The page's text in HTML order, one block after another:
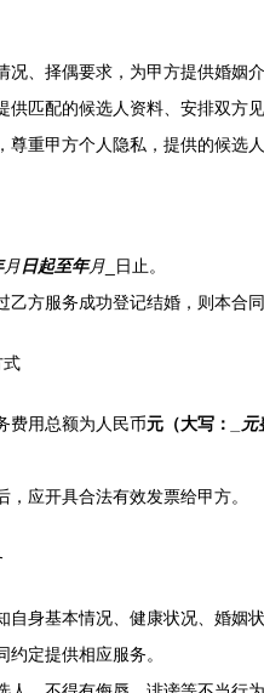
、择偶要求，为甲方提供婚姻介
匹配的候选人资料、安排双方
重甲方个人隐私，提供的候选
月日起至年月 _日止。
方服务成功登记结婚，则本合同
式
费用总额为人民币元（大写：
_
应开具合法有效发票给甲方。
自身基本情况、健康状况、婚姻
定提供相应服务。